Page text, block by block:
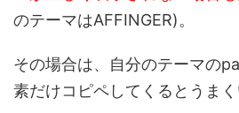
のテーマはAFFINGER)。
その場合は、自分のテーマの
素だけコピペしてくるとうまく